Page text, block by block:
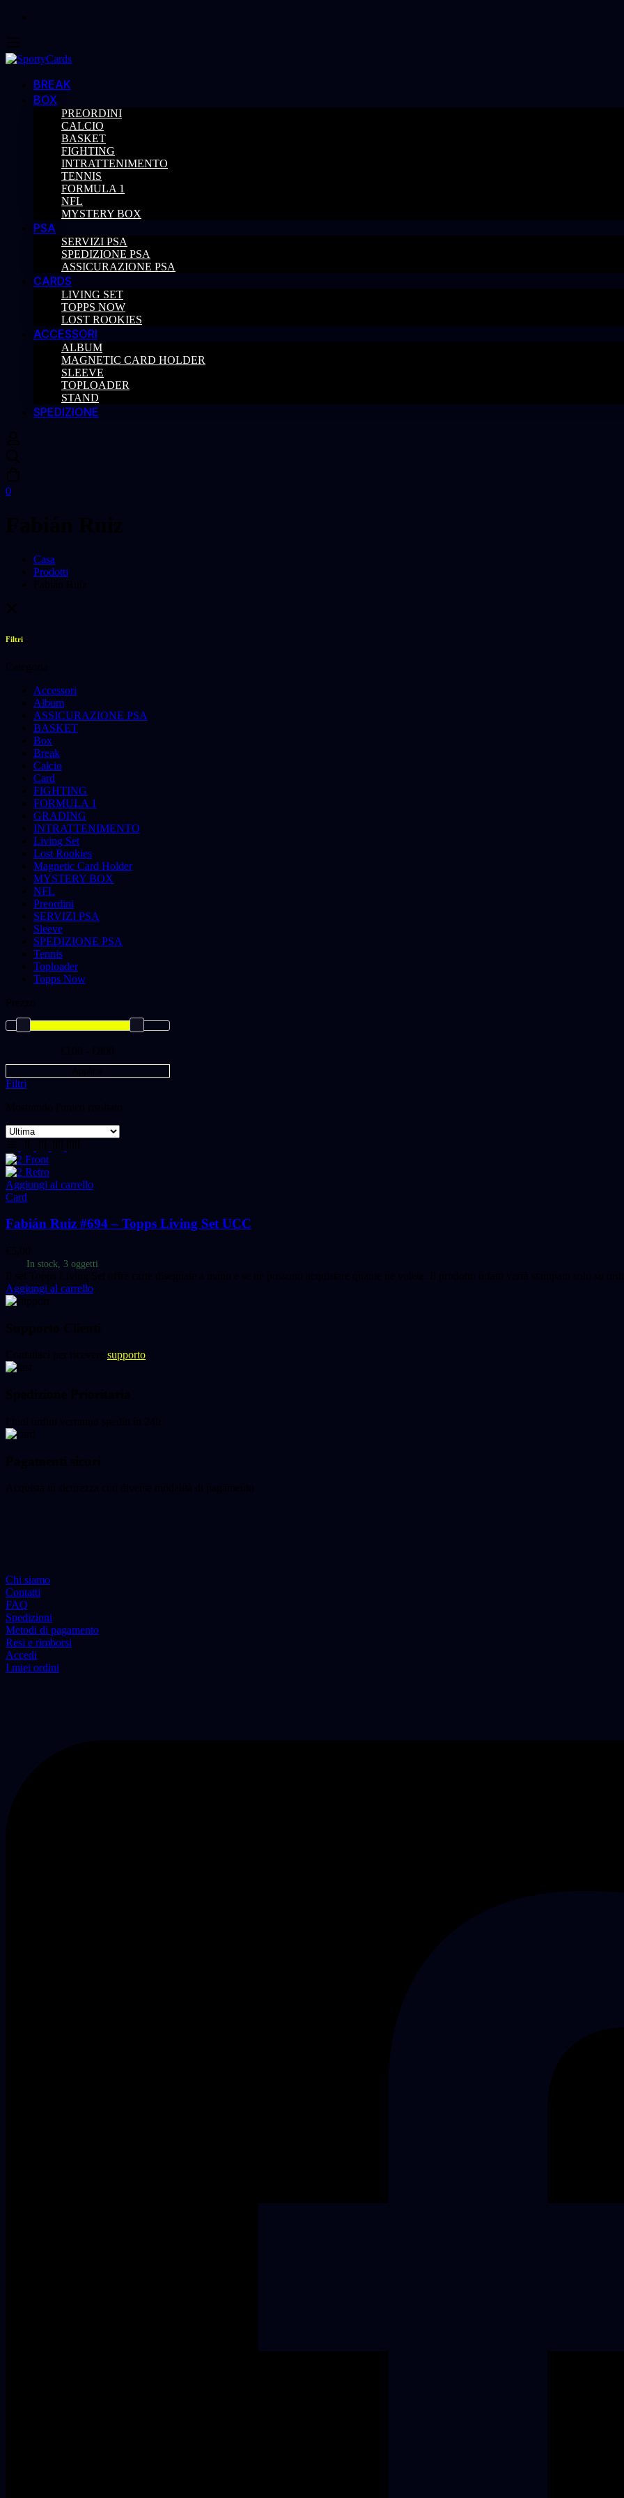
BREAK
BOX
PREORDINI
CALCIO
BASKET
FIGHTING
INTRATTENIMENTO
TENNIS
FORMULA 1
NFL
MYSTERY BOX
PSA
SERVIZI PSA
SPEDIZIONE PSA
ASSICURAZIONE PSA
CARDS
LIVING SET
TOPPS NOW
LOST ROOKIES
ACCESSORI
ALBUM
MAGNETIC CARD HOLDER
SLEEVE
TOPLOADER
STAND
SPEDIZIONE
0
Casa
Prodotti
Filtri
Accessori
Album
ASSICURAZIONE PSA
BASKET
Box
Break
Calcio
Card
FIGHTING
FORMULA 1
GRADING
INTRATTENIMENTO
Living Set
Lost Rookies
Magnetic Card Holder
MYSTERY BOX
NFL
Preordini
SERVIZI PSA
Sleeve
SPEDIZIONE PSA
Tennis
Toploader
Topps Now
Filtri
Aggiungi al carrello
Card
Fabián Ruiz #694 – Topps Living Set UCC
In stock, 3 oggetti
Aggiungi al carrello
supporto
Chi siamo
Contatti
FAQ
Spedizioni
Metodi di pagamento
Resi e rimborsi
Accedi
I miei ordini